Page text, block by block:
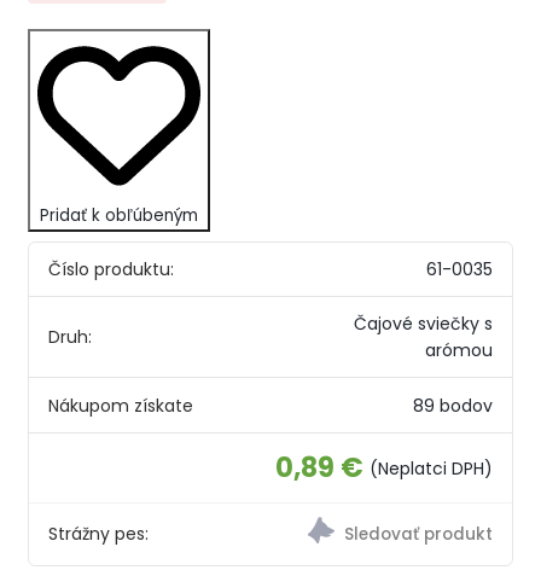
Pridať k obľúbeným
Číslo produktu: 61-0035
Druh:
Čajové sviečky s
arómou
Nákupom získate 89 bodov
0,89 € (Neplatci DPH)
Strážny pes: